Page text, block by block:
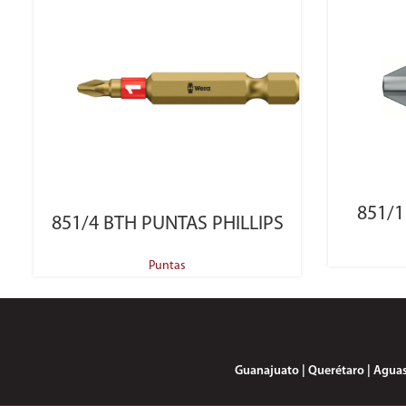
851/4 BTH PUNTAS PHILLIPS
Puntas
851/1
Guanajuato | Querétaro |